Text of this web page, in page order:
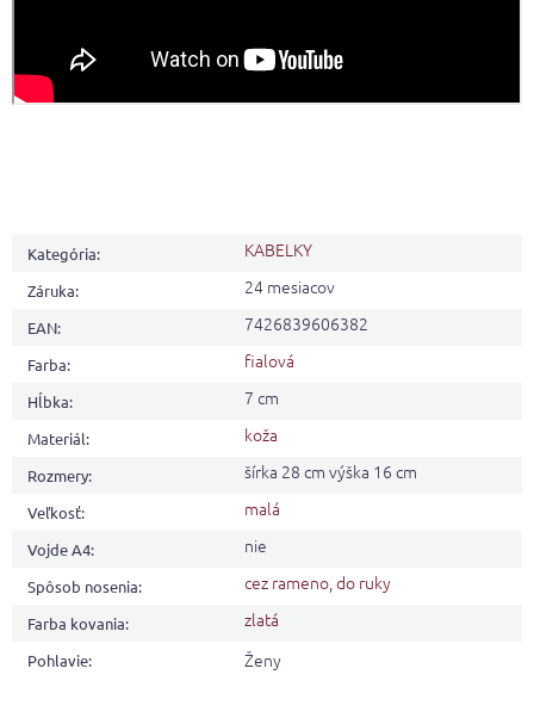
Kategória: KABELKY
Záruka: 24 mesiacov
EAN: 7426839606382
Farba: fialová
Hĺbka: 7 cm
Materiál: koža
Rozmery: šírka 28 cm výška 16 cm
Veľkosť: malá
Vojde A4: nie
Spôsob nosenia: cez rameno,do ruky
Farba kovania: zlatá
Pohlavie: Ženy